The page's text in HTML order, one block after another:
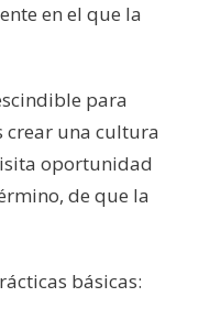
en el que la
para
crear una cultura
oportunidad
de que la
básicas: